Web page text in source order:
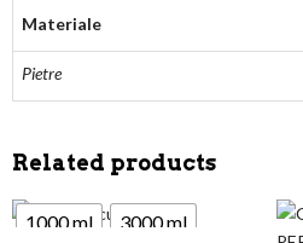
Materiale
Pietre
Related products
1000 ml
3000 ml